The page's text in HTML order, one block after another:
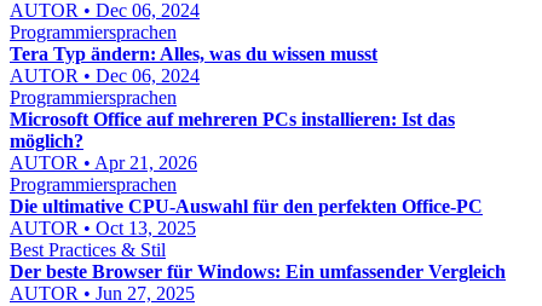
AUTOR • Dec 06, 2024
Programmiersprachen
Tera Typ ändern: Alles, was du wissen musst
AUTOR • Dec 06, 2024
Programmiersprachen
Microsoft Office auf mehreren PCs installieren: Ist das
möglich?
AUTOR • Apr 21, 2026
Programmiersprachen
Die ultimative CPU-Auswahl für den perfekten Office-PC
AUTOR • Oct 13, 2025
Best Practices & Stil
Der beste Browser für Windows: Ein umfassender Vergleich
AUTOR • Jun 27, 2025